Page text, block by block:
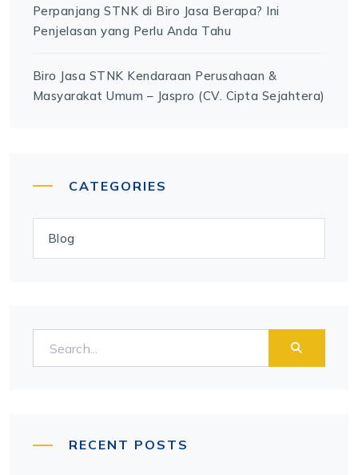
Perpanjang STNK di Biro Jasa Berapa? Ini
Penjelasan yang Perlu Anda Tahu
Biro Jasa STNK Kendaraan Perusahaan &
Masyarakat Umum – Jaspro (CV. Cipta Sejahtera)
CATEGORIES
Blog
RECENT POSTS